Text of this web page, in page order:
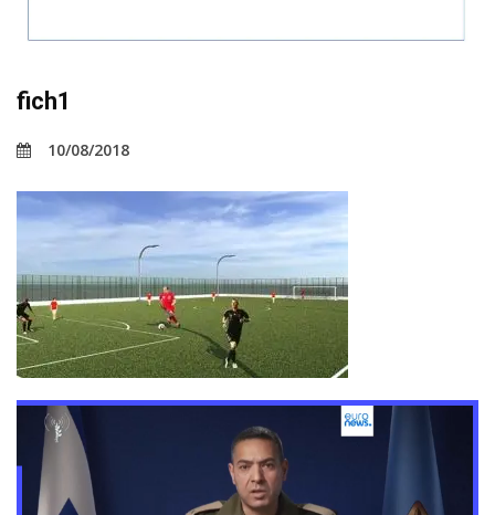
fich1
10/08/2018